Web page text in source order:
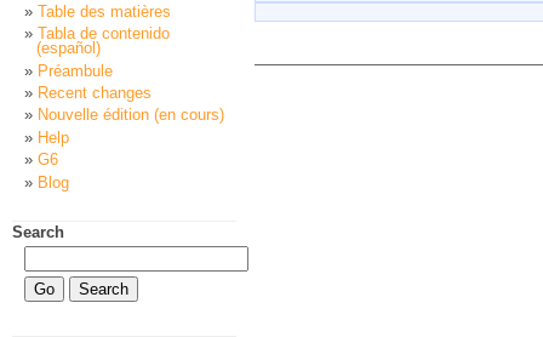
Table des matières
Tabla de contenido
(español)
Préambule
Recent changes
Nouvelle édition (en cours)
Help
G6
Blog
Search